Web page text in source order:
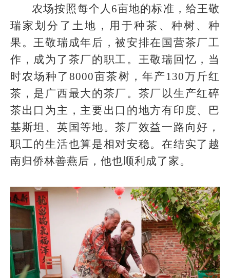
农场按照每个人6亩地的标准，给王敬
瑞家划分了土地，用于种茶、种树、种
果。王敬瑞成年后，被安排在国营茶厂工
作，成为了茶厂的职工。王敬瑞回忆，当
时农场种了8000亩茶树，年产130万斤红
茶，是广西最大的茶厂。茶厂以生产红碎
茶出口为主，主要出口的地方有印度、巴
基斯坦、英国等地。茶厂效益一路向好，
职工的生活也算是相对安稳。在结实了越
南归侨林善燕后，他也顺利成了家。